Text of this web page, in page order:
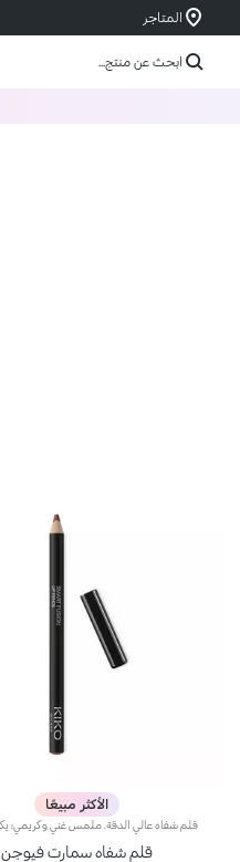
المتاجر
ابحث عن منتج...
الأكثر مبيعًا
قلم شفاه سمارت فيوجن